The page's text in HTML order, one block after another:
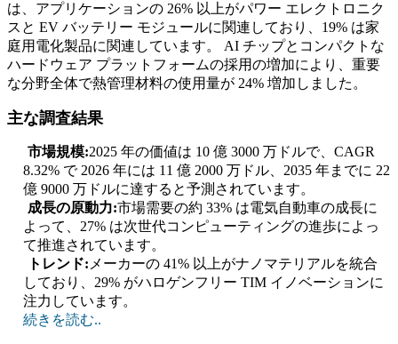
は、アプリケーションの 26% 以上がパワー エレクトロニク
スと EV バッテリー モジュールに関連しており、19% は家
庭用電化製品に関連しています。 AI チップとコンパクトな
ハードウェア プラットフォームの採用の増加により、重要
な分野全体で熱管理材料の使用量が 24% 増加しました。
主な調査結果
市場規模:2025 年の価値は 10 億 3000 万ドルで、CAGR
8.32% で 2026 年には 11 億 2000 万ドル、2035 年までに 22
億 9000 万ドルに達すると予測されています。
成長の原動力:市場需要の約 33% は電気自動車の成長に
よって、27% は次世代コンピューティングの進歩によっ
て推進されています。
トレンド: メーカーの 41% 以上がナノマテリアルを統合
しており、29% がハロゲンフリー TIM イノベーションに
注力しています。
続きを読む..